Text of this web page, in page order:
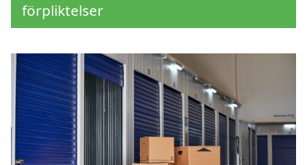
förpliktelser